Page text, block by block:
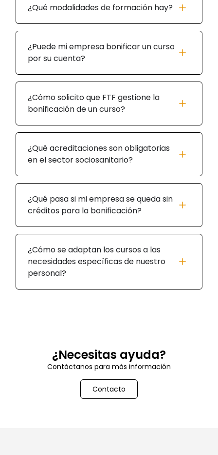
¿Qué modalidades de formación hay?
¿Puede mi empresa bonificar un curso
por su cuenta?
¿Cómo solicito que FTF gestione la
bonificación de un curso?
¿Qué acreditaciones son obligatorias
en el sector sociosanitario?
¿Qué pasa si mi empresa se queda sin
créditos para la bonificación?
¿Cómo se adaptan los cursos a las
necesidades específicas de nuestro
personal?
¿Necesitas ayuda?
Contáctanos para más información
Contacto